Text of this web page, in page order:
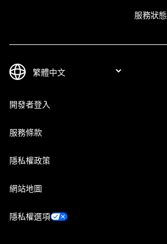
服務狀態
開發者登入
服務條款
隱私權政策
網站地圖
隱私權選項